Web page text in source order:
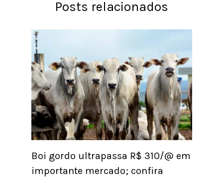
Posts relacionados
Boi gordo ultrapassa R$ 310/@ em
importante mercado; confira